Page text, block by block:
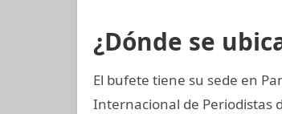
¿Dónde se
El bufete tiene su sede en
Internacional de Periodistas